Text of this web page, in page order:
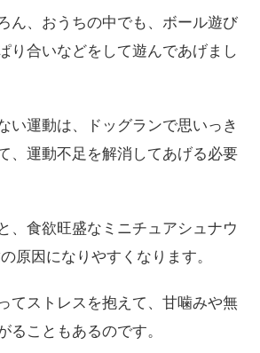
ん、おうちの中でも、ボール遊び
り合いなどをして遊んであげまし
い運動は、ドッグランで思いっき
、運動不足を解消してあげる必要
、食欲旺盛なミニチュアシュナウ
原因になりやすくなります。
てストレスを抱えて、甘噛みや無
ることもあるのです。